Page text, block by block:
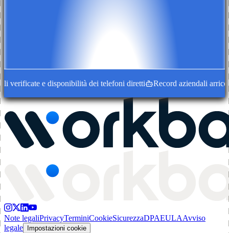
e disponibilità dei telefoni diretti Record aziendali
Note legaliPrivacyTerminiCookieSicurezzaDPAEULAAvviso
legale
Impostazioni cookie